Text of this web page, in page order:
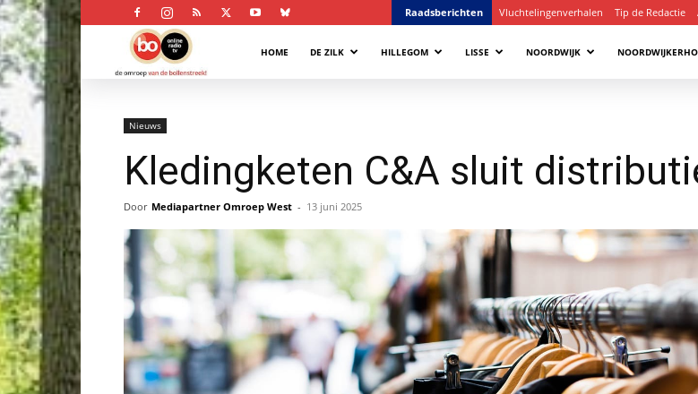
Raadsberichten Vluchtelingenverhalen Tip de Redactie
Bollenstreek
HOME DE ZILK HILLEGOM LISSE NOORDWIJK
Nieuws
Kledingketen C&A sluit
Door Mediapartner Omroep West - 13 juni 2025